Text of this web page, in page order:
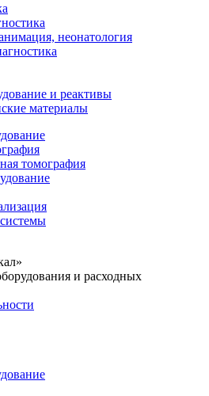
неонатология
и реактивы
материалы
томография
и расходных